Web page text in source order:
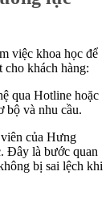
việc khoa học để
cho khách hàng:
qua Hotline hoặc
bộ và nhu cầu.
của Hưng
Đây là bước quan
bị sai lệch khi